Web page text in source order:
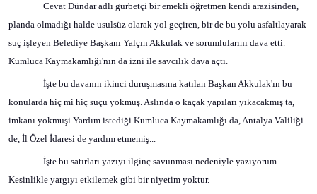
Cevat Dündar adlı gurbetçi bir emekli öğretmen kendi arazisinden,
planda olmadığı halde usulsüz olarak yol geçiren, bir de bu yolu asfaltlayarak
suç işleyen Belediye Başkanı Yalçın Akkulak ve sorumlularını dava etti.
Kumluca Kaymakamlığı'nın da izni ile savcılık dava açtı.
İşte bu davanın ikinci duruşmasına katılan Başkan Akkulak'ın bu
konularda hiç mi hiç suçu yokmuş. Aslında o kaçak yapıları yıkacakmış ta,
imkanı yokmuşi Yardım istediği Kumluca Kaymakamlığı da, Antalya Valiliği
de, İl Özel İdaresi de yardım etmemiş...
İşte bu satırları yazıyı ilginç savunması nedeniyle yazıyorum.
Kesinlikle yargıyı etkilemek gibi bir niyetim yoktur.